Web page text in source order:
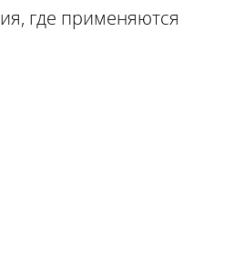
где применяются